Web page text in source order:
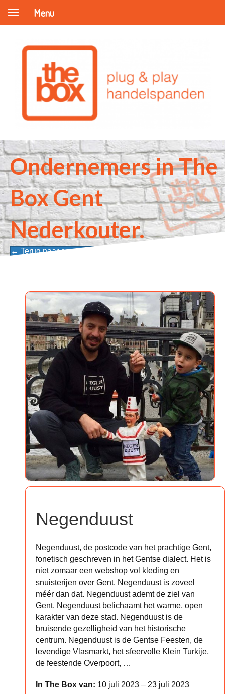
Ondernemers in The
Box Gent
Nederkouter.
← Terug naar onze ondernemers
Negenduust
Negenduust, de postcode van het prachtige Gent,
fonetisch geschreven in het Gentse dialect. Het is
niet zomaar een webshop vol kleding en
snuisterijen over Gent. Negenduust is zoveel
méér dan dat. Negenduust ademt de ziel van
Gent. Negenduust belichaamt het warme, open
karakter van deze stad. Negenduust is de
bruisende gezelligheid van het historische
centrum. Negenduust is de Gentse Feesten, de
levendige Vlasmarkt, het sfeervolle Klein Turkije,
de feestende Overpoort, …
In The Box van: 10 juli 2023 – 23 juli 2023
Menu